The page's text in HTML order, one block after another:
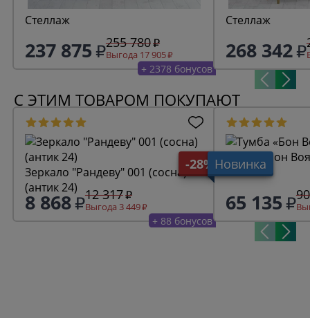
Стеллаж
237 875 255 780
Выгода 17 905
+ 2378 бонусов
Стеллаж
268 342
С ЭТИМ ТОВАРОМ ПОКУПАЮТ
-28%
Зеркало "Рандеву" 001 (сосна)
(антик 24)
8 868 12 317
Выгода 3 449
+ 88 бонусов
Новинка
Тумба «Бон
65 135